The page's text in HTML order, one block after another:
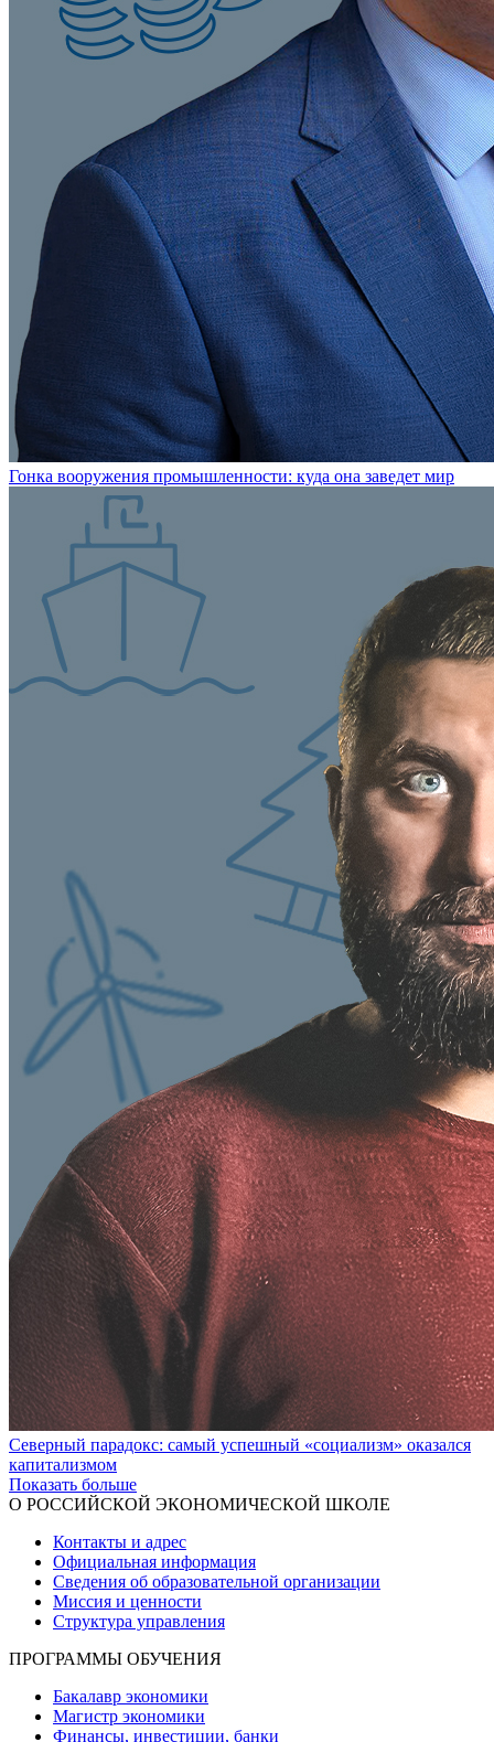
Гонка вооружения промышленности: куда она заведет мир
Северный парадокс: самый успешный «социализм» оказался
капитализмом
Показать больше
О РОССИЙСКОЙ ЭКОНОМИЧЕСКОЙ ШКОЛЕ
Контакты и адрес
Официальная информация
Сведения об образовательной организации
Миссия и ценности
Структура управления
ПРОГРАММЫ ОБУЧЕНИЯ
Бакалавр экономики
Магистр экономики
Финансы, инвестиции, банки